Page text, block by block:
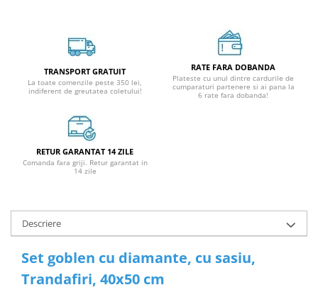
TRANSPORT GRATUIT
La toate comenzile peste 350 lei,
indiferent de greutatea coletului!
RATE FARA DOBANDA
Plateste cu unul dintre cardurile de
cumparaturi partenere si ai pana la
6 rate fara dobanda!
RETUR GARANTAT 14 ZILE
Comanda fara griji. Retur garantat in
14 zile
Descriere
Set goblen cu diamante, cu sasiu,
Trandafiri, 40x50 cm